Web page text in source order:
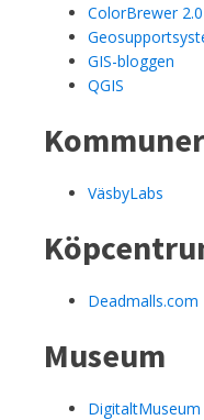
ColorBrewer 2.0
GIS-bloggen
QGIS
VäsbyLabs
Deadmalls.com
Museum